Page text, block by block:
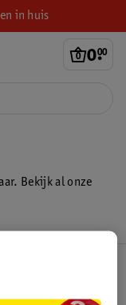
in huis
0.
00
Bekijk al onze